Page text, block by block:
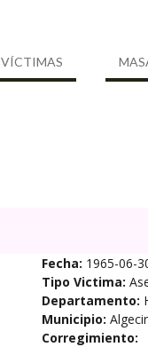
VÍCTIMAS
Fecha: 1965-06-
Tipo Victima:
Departamento:
Municipio:
Corregimiento: